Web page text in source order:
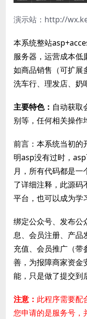
演示站：http://
本系统整站
服务器，运营成本低
如商品销售（可扩展
洗车行、理发店、奶
主要特色： 自动获取
别等，任何相关操作
前言：本系统当初的
明asp没有过时，
月，所有代码都是
了详细注释，此源码
平台，也可以成为学
绑定公众号、发布公
息、会员注册、产品
充值、会员推广（带
善，为报障商家资金
能，只是做了提交到
注意： 此程序需要配
您申请的是服务号，